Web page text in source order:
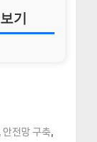
기
,안전망 구축